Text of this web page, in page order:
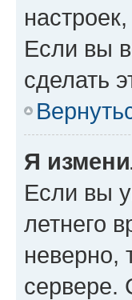
Если вы
сделать
Я
Если вы
летнего
неверно,
сервере.